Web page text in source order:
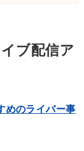
ブ配信ア
めのライバー事